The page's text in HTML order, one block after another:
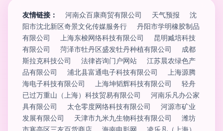
友情链接： 河南众百康商贸有限公司 天气预报
沈
阳市沈北新区奇景文化传媒服务行
丹阳市学明橡胶制品
有限公司
上海东梭网络科技有限公司
昆明臧培科技
有限公司
菏泽市牡丹区盛发牡丹种植有限公司
成都
斯拉克科技公司
法律咨询门户网站
江苏晨农绿色产
品有限公司
浦北县富通电子科技有限公司
上海源腾
海电子科技有限公司
上海坤韬辉科技有限公司
轻舟
已过万重山（上海）科技贸易有限公司
河南乐凡办公家
具有限公司
太仓零度网络科技有限公司
河源市矿业
发展有限公司
天津市九米九生物科技有限公司
潍坊
市寒亭区三友百货商店
海南电影网
凌乐凡（上海）